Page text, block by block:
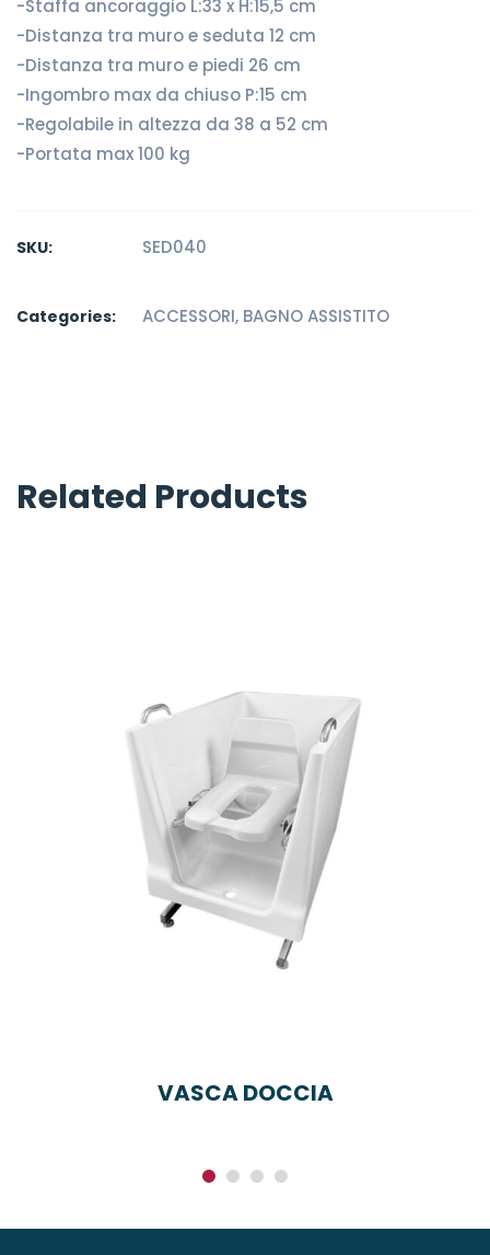
-Staffa ancoraggio L:33 x H:15,5 cm
-Distanza tra muro e seduta 12 cm
-Distanza tra muro e piedi 26 cm
-Ingombro max da chiuso P:15 cm
-Regolabile in altezza da 38 a 52 cm
-Portata max 100 kg
SKU: SED040
Categories: ACCESSORI, BAGNO ASSISTITO
Related Products
VASCA DOCCIA